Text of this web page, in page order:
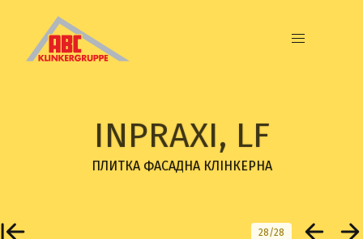
INPRAXI, LF
ПЛИТКА ФАСАДНА КЛІНКЕРНА
28/28